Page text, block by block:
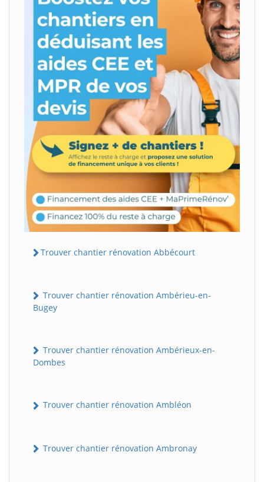
Trouver chantier rénovation Abbécourt
Trouver chantier rénovation Ambérieu-en-
Bugey
Trouver chantier rénovation Ambérieux-en-
Dombes
Trouver chantier rénovation Ambléon
Trouver chantier rénovation Ambronay